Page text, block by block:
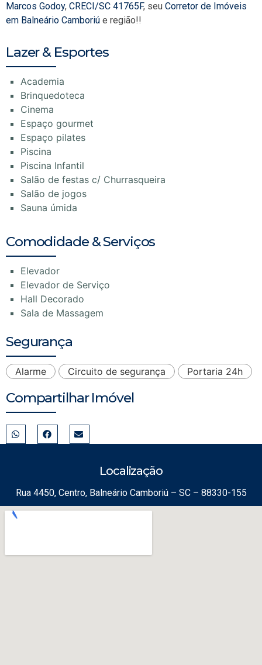
Marcos Godoy, CRECI/SC 41765F, seu Corretor de Imóveis
em Balneário Camboriú e região!!
Lazer & Esportes
Academia
Brinquedoteca
Cinema
Espaço gourmet
Espaço pilates
Piscina
Piscina Infantil
Salão de festas c/ Churrasqueira
Salão de jogos
Sauna úmida
Comodidade & Serviços
Elevador
Elevador de Serviço
Hall Decorado
Sala de Massagem
Segurança
Alarme Circuito de segurança Portaria 24h
Compartilhar Imóvel
Localização
Rua 4450, Centro, Balneário Camboriú – SC – 88330-155